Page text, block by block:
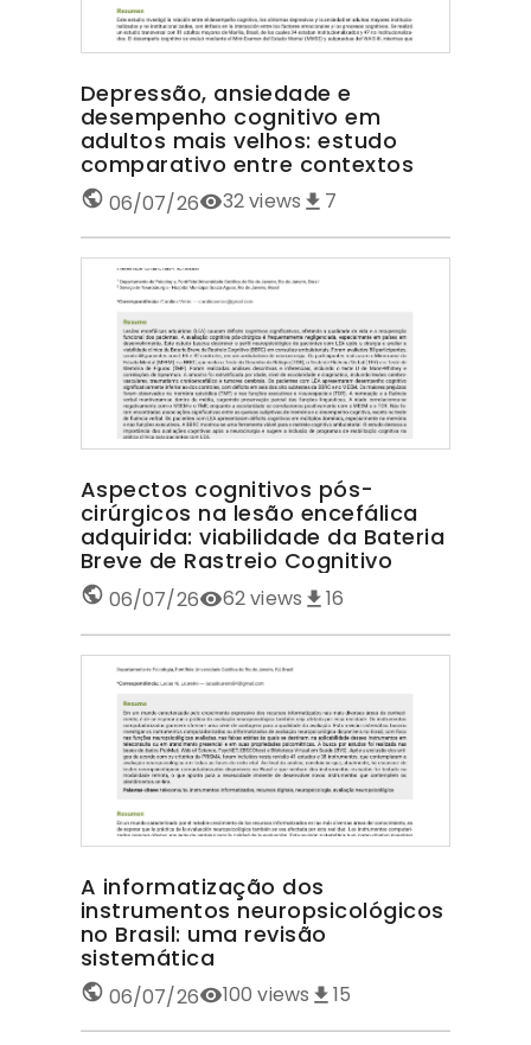
Depressão, ansiedade e
desempenho cognitivo em
adultos mais velhos: estudo
comparativo entre contextos
06/07/26 32views 7
Aspectos cognitivos pós-
cirúrgicos na lesão encefálica
adquirida: viabilidade da Bateria
Breve de Rastreio Cognitivo
06/07/26 62views 16
A informatização dos
instrumentos neuropsicológicos
no Brasil: uma revisão
sistemática
06/07/26 100 views 15